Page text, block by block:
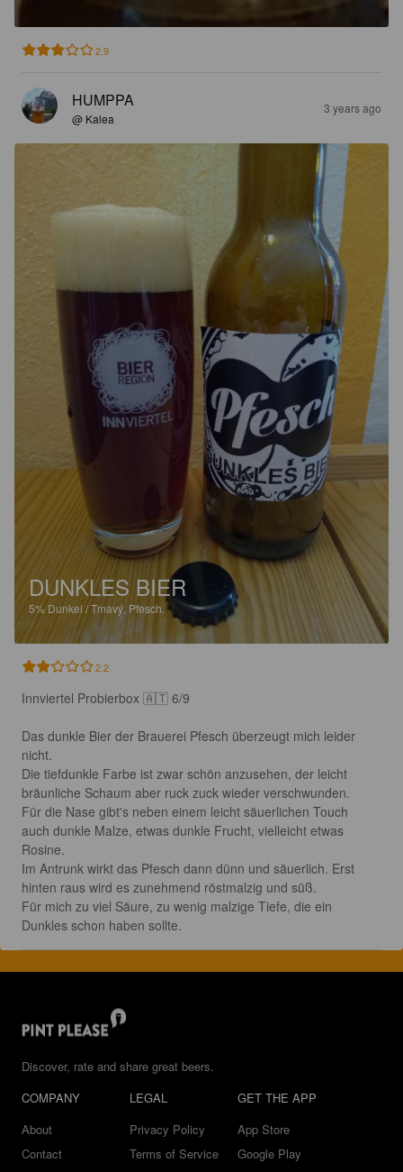
2.9
HUMPPA
@ Kalea
3 years ago
DUNKLES BIER
5% Dunkel / Tmavý. Pfesch.
2.2
Innviertel Probierbox 🇦🇹 6/9
Das dunkle Bier der Brauerei Pfesch überzeugt mich leider
nicht.
Die tiefdunkle Farbe ist zwar schön anzusehen, der leicht
bräunliche Schaum aber ruck zuck wieder verschwunden.
Für die Nase gibt's neben einem leicht säuerlichen Touch
auch dunkle Malze, etwas dunkle Frucht, vielleicht etwas
Rosine.
Im Antrunk wirkt das Pfesch dann dünn und säuerlich. Erst
hinten raus wird es zunehmend röstmalzig und süß.
Für mich zu viel Säure, zu wenig malzige Tiefe, die ein
Dunkles schon haben sollte.
Discover, rate and share great beers.
COMPANY
About
Contact
LEGAL
Privacy Policy
Terms of Service
GET THE APP
App Store
Google Play